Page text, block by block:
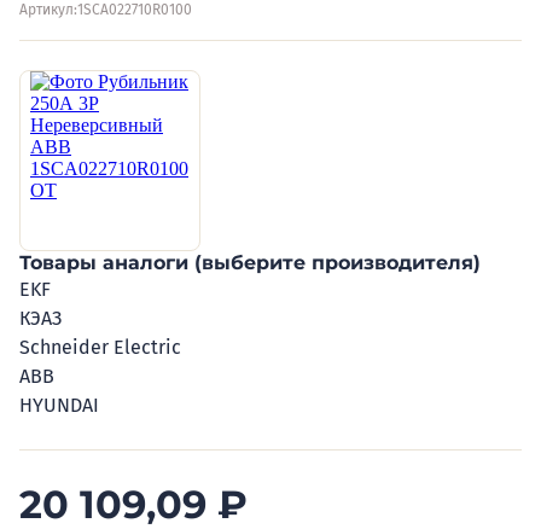
Артикул:1SCA022710R0100
Товары аналоги (выберите производителя)
EKF
КЭАЗ
Schneider Electric
ABB
HYUNDAI
20 109,09 ₽